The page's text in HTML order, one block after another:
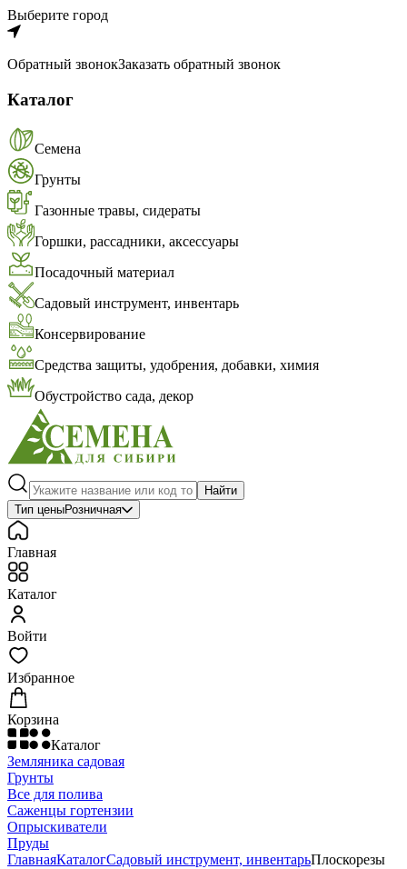
Выберите город
Обратный звонокЗаказать обратный звонок
Каталог
Семена
Грунты
Газонные травы, сидераты
Горшки, рассадники, аксессуары
Посадочный материал
Садовый инструмент, инвентарь
Консервирование
Средства защиты, удобрения, добавки, химия
Обустройство сада, декор
Найти
Тип ценыРозничная
Главная
Каталог
Войти
Избранное
Корзина
Каталог
Земляника садовая
Грунты
Все для полива
Саженцы гортензии
Опрыскиватели
Пруды
ГлавнаяКаталогСадовый инструмент, инвентарьПлоскорезы